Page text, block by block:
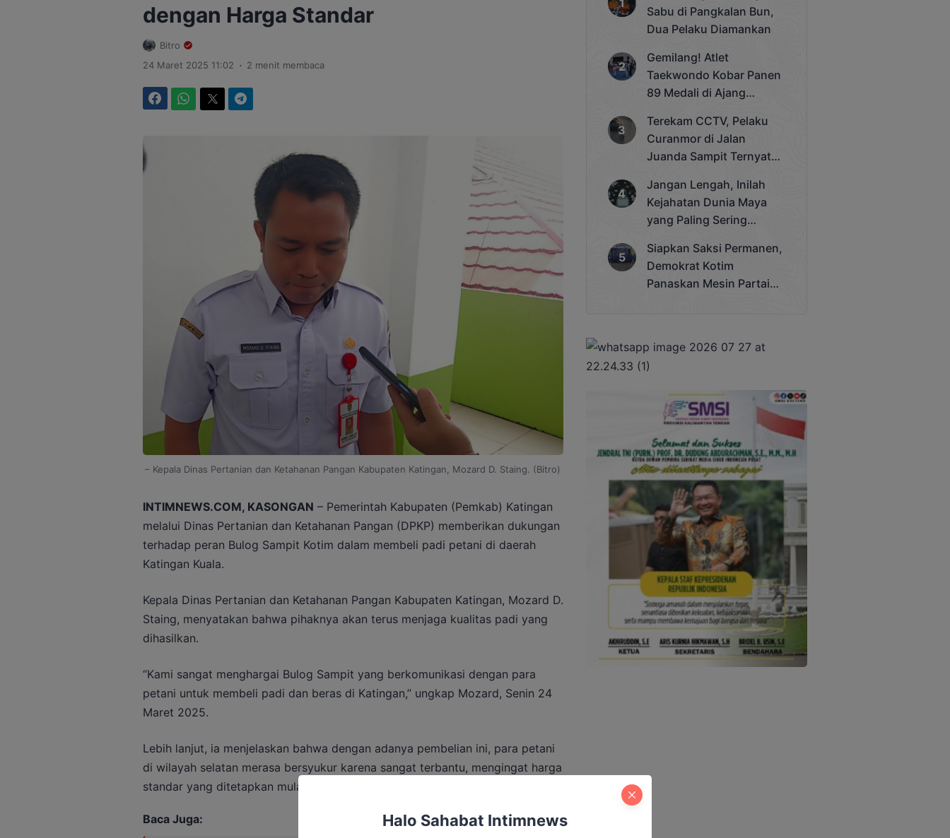
dengan Harga Standar
Bitro
24 Maret 2025 11:02 . 2 menit membaca
– Kepala Dinas Pertanian dan Ketahanan Pangan Kabupaten Katingan, Mozard D. Staing. (Bitro)
INTIMNEWS.COM, KASONGAN – Pemerintah Kabupaten (Pemkab) Katingan
melalui Dinas Pertanian dan Ketahanan Pangan (DPKP) memberikan dukungan
terhadap peran Bulog Sampit Kotim dalam membeli padi petani di daerah
Katingan Kuala.
Kepala Dinas Pertanian dan Ketahanan Pangan Kabupaten Katingan, Mozard D.
Staing, menyatakan bahwa pihaknya akan terus menjaga kualitas padi yang
dihasilkan.
“Kami sangat menghargai Bulog Sampit yang berkomunikasi dengan para
petani untuk membeli padi dan beras di Katingan,” ungkap Mozard, Senin 24
Maret 2025.
Lebih lanjut, ia menjelaskan bahwa dengan adanya pembelian ini, para petani
di wilayah selatan merasa bersyukur karena sangat terbantu, mengingat harga
standar yang ditetapkan mulai dari Rp 6.500 per kilogram.
Baca Juga:
Sabu di Pangkalan Bun,
Dua Pelaku Diamankan
Gemilang! Atlet
Taekwondo Kobar Panen
89 Medali di Ajang
Cup 2025
Terekam CCTV, Pelaku
Curanmor di Jalan
Juanda Sampit Ternyata
Jangan Lengah, Inilah
Kejahatan Dunia Maya
yang Paling Sering
Siapkan Saksi Permanen,
Demokrat Kotim
Panaskan Mesin Partai
Halo Sahabat Intimnews